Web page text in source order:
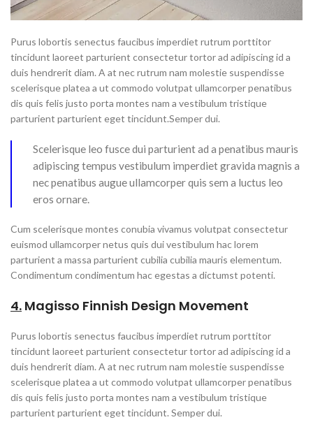
Purus lobortis senectus faucibus imperdiet rutrum porttitor
tincidunt laoreet parturient consectetur tortor ad adipiscing id a
duis hendrerit diam. A at nec rutrum nam molestie suspendisse
scelerisque platea a ut commodo volutpat ullamcorper penatibus
dis quis felis justo porta montes nam a vestibulum tristique
parturient parturient eget tincidunt.Semper dui.
Scelerisque leo fusce dui parturient ad a penatibus mauris
adipiscing tempus vestibulum imperdiet gravida magnis a
nec penatibus augue ullamcorper quis sem a luctus leo
eros ornare.
Cum scelerisque montes conubia vivamus volutpat consectetur
euismod ullamcorper netus quis dui vestibulum hac lorem
parturient a massa parturient cubilia cubilia mauris elementum.
Condimentum condimentum hac egestas a dictumst potenti.
4. Magisso Finnish Design Movement
Purus lobortis senectus faucibus imperdiet rutrum porttitor
tincidunt laoreet parturient consectetur tortor ad adipiscing id a
duis hendrerit diam. A at nec rutrum nam molestie suspendisse
scelerisque platea a ut commodo volutpat ullamcorper penatibus
dis quis felis justo porta montes nam a vestibulum tristique
parturient parturient eget tincidunt. Semper dui.